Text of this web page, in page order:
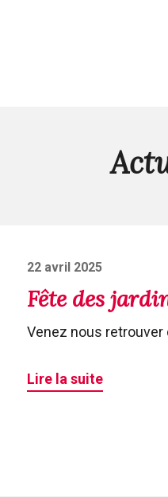
Posted
on
22 avril 2025
Fête des
Venez nous retrouver
Lire la suite